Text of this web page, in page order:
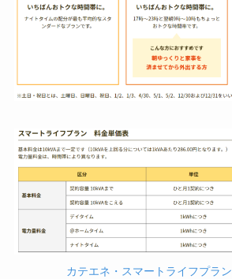
カテエネ・スマートライフプラン